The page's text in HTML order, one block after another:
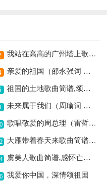
我站在高高的广州塔上歌曲简谱,展现城市壮美之景
亲爱的祖国（邵永强词 楚兴元曲）歌曲简谱,抒发爱国深情
祖国的土地歌曲简谱,颂赞大地之深情
未来属于我们（周瑜词 何益民曲）歌曲简谱,唱响美好未来
歌唱敬爱的周总理（雷哲隽词曲）歌曲简谱,缅怀总理深情厚意
大雁带着春天来歌曲简谱,传递春的希望
虞美人歌曲简谱,感怀亡国之痛
我爱你中国，深情颂祖国